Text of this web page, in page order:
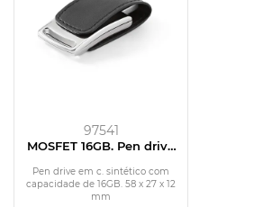
97541
MOSFET 16GB. Pen drive
Pen drive em c. sintético com
capacidade de 16GB. 58 x 27 x 12
mm